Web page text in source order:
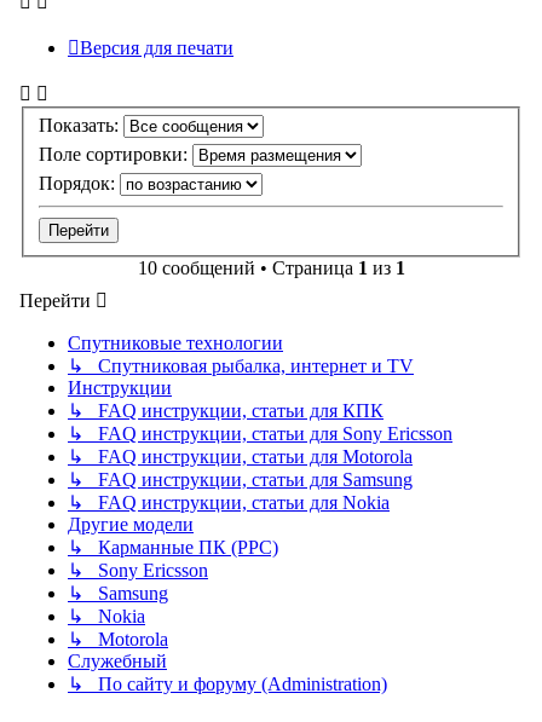
Версия для печати
Показать:
Поле сортировки:
Порядок:
10 сообщений • Страница 1из 1
Перейти
Спутниковые технологии
↳ Спутниковая рыбалка, интернет и TV
Инструкции
↳ FAQ инструкции, статьи для КПК
↳ FAQ инструкции, статьи для Sony Ericsson
↳ FAQ инструкции, статьи для Motorola
↳ FAQ инструкции, статьи для Samsung
↳ FAQ инструкции, статьи для Nokia
Другие модели
↳ Карманные ПК (PPC)
↳ Sony Ericsson
↳ Samsung
↳ Nokia
↳ Motorola
Служебный
↳ По сайту и форуму (Administration)